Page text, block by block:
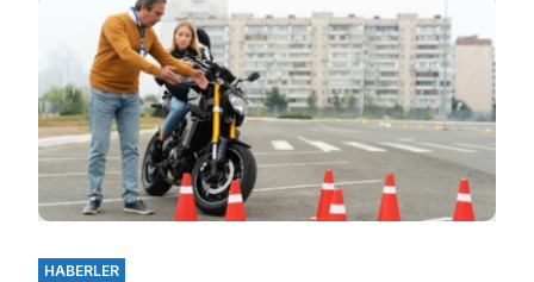
HABERLER